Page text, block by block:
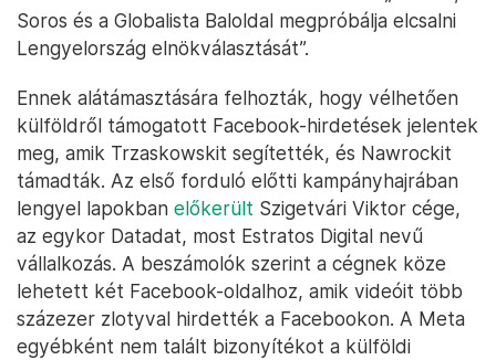
Soros és a Globalista Baloldal megpróbálja elcsalni
Lengyelország elnökválasztását”.
Ennek alátámasztására felhozták, hogy vélhetően
külföldről támogatott Facebook-hirdetések jelentek
meg, amik Trzaskowskit segítették, és Nawrockit
támadták. Az első forduló előtti kampányhajrában
lengyel lapokban előkerült Szigetvári Viktor cége,
az egykor Datadat, most Estratos Digital nevű
vállalkozás. A beszámolók szerint a cégnek köze
lehetett két Facebook-oldalhoz, amik videóit több
százezer zlotyval hirdették a Facebookon. A Meta
egyébként nem talált bizonyítékot a külföldi